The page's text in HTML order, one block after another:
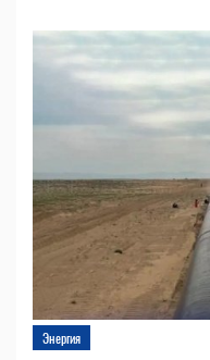
Энергия